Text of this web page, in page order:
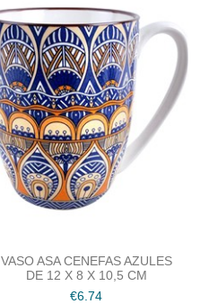
VASO ASA CENEFAS AZULES
DE 12 X 8 X 10,5 CM
€6.74